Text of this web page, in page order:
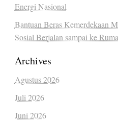
Energi Nasional
Bantuan Beras Kemerdekaan
Sosial Berjalan sampai ke
Archives
Agustus 2026
Juli 2026
Juni 2026